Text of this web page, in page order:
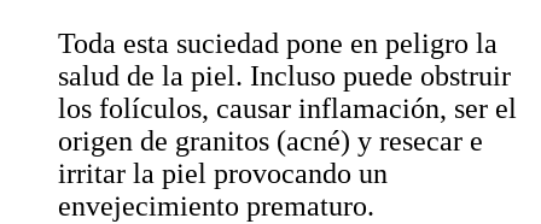
Toda esta suciedad pone en peligro la
salud de la piel. Incluso puede obstruir
los folículos, causar inflamación, ser el
origen de granitos (acné) y resecar e
irritar la piel provocando un
envejecimiento prematuro.